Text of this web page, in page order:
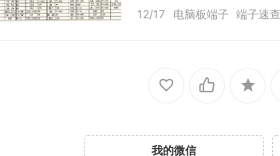
12/17 电脑板端子 端子速查
我的微信